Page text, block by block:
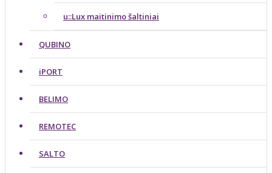
u::Lux maitinimo šaltiniai
QUBINO
iPORT
BELIMO
REMOTEC
SALTO